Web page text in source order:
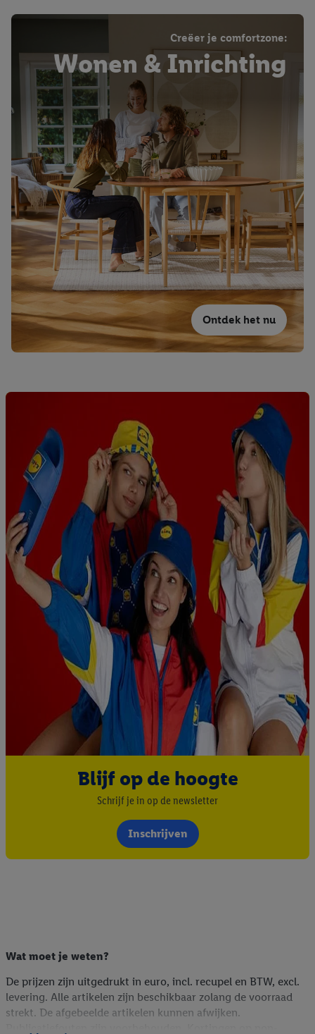
Creëer je comfortzone:
Wonen & Inrichting
Ontdek het nu
Blijf op de hoogte
Schrijf je in op de newsletter
Inschrijven
Wat moet je weten?
De prijzen zijn uitgedrukt in euro, incl. recupel en BTW, excl.
levering. Alle artikelen zijn beschikbaar zolang de voorraad
strekt. De afgebeelde artikelen kunnen afwijken.